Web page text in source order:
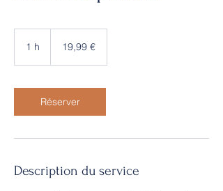
1 h 19,99 €
Réserver
Description du service